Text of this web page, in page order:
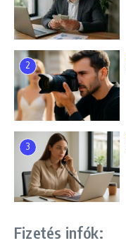
2
3
Fizetés infók: